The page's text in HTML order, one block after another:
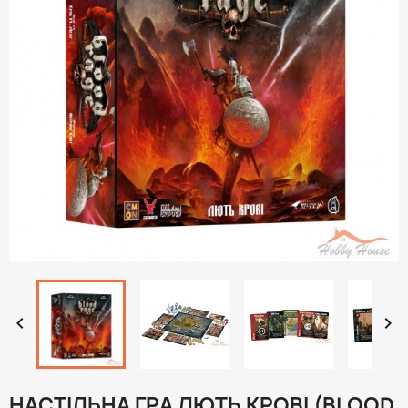
 